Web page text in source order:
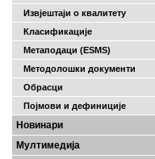
Извјештаји о квалитету
Класификације
Метаподаци (ESMS)
Методолошки документи
Обрасци
Појмови и дефиниције
Новинари
Мултимедија